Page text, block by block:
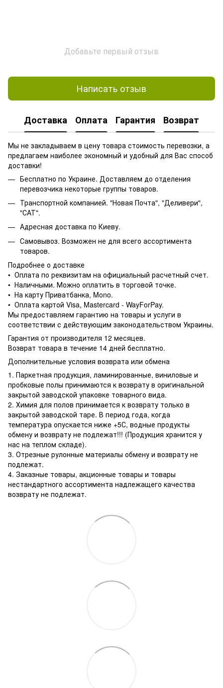
Добавьте первый отзыв
Написать отзыв
Доставка Оплата Гарантия Возврат
Мы не закладываем в цену товара стоимость перевозки, а
предлагаем наиболее экономный и удобный для Вас способ
доставки!
Бесплатно по Украине. Доставляем до отделения
перевозчика некоторые группы товаров.
Транспортной компанией. "Новая Почта", "Деливери",
"САТ".
Адресная доставка по Киеву.
Самовывоз. Возможен не для всего ассортимента
товаров.
Подробнее о доставке
• Оплата по реквизитам на официальный расчетный счет.
• Наличными. Можно оплатить в торговой точке.
• На карту Приватбанка, Mono.
• Оплата картой Visa, Mastercard - WayForPay.
Мы предоставляем гарантию на товары и услуги в
соответствии с действующим законодательством Украины.
Гарантия от производителя 12 месяцев.
Возврат товара в течение 14 дней бесплатно.
Дополнительные условия возврата или обмена
1. Паркетная продукция, ламинированные, виниловые и
пробковые полы принимаются к возврату в оригинальной
закрытой заводской упаковке товарного вида.
2. Химия для полов принимается к возврату только в
закрытой заводской таре. В период года, когда
температура опускается ниже +5С, водные продукты
обмену и возврату не подлежат!!! (Продукция хранится у
нас на теплом складе).
3. Отрезные рулонные материалы обмену и возврату не
подлежат.
4. Заказные товары, акционные товары и товары
нестандартного ассортимента надлежащего качества
возврату не подлежат.